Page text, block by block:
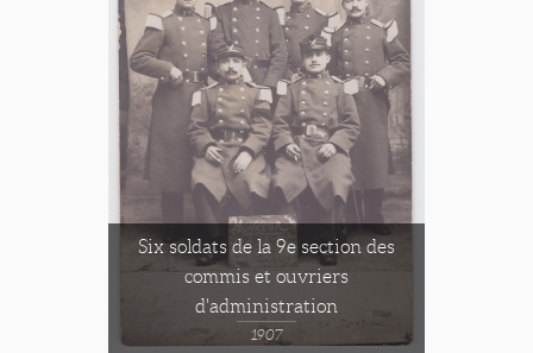
Six soldats de la 9e section des
commis et ouvriers
d'administration
1907